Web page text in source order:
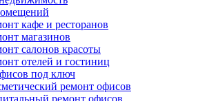
кафе и ресторанов
магазинов
салонов красоты
отелей и гостиниц
под ключ
ремонт офисов
ремонт офисов